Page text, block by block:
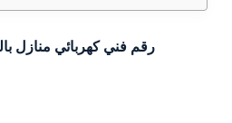
رقم فني كهربائي منازل بالكويت